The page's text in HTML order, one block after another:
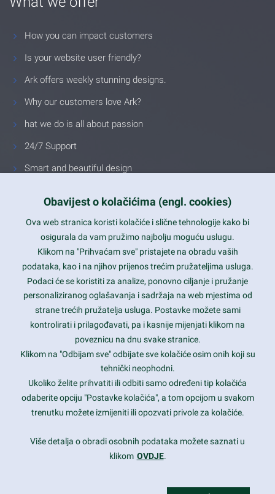
How you can impact customers
Is your website user friendly?
Ark offers weekly stunning designs.
Why our customers love Ark?
hat we do is all about passion
24/7 Support
Smart and beautiful design
Latest trends and much more...
Contact Info
1600 Amphitheatre Parkway, Mountain View, CA 94043
prothemes.net@gmail.com
Daily: 9:00 am - 6:00 pm
Sunday: Closed
Copyright 2017FRESHFACE© All Rights Reserved
Obavijest o kolačićima (engl. cookies)
Ova web stranica koristi kolačiće i slične tehnologije kako bi
osigurala da vam pružimo najbolju moguću uslugu.
Klikom na "Prihvaćam sve" pristajete na obradu vaših
podataka, kao i na njihov prijenos trećim pružateljima usluga.
Podaci će se koristiti za analize, ponovno ciljanje i pružanje
personaliziranog oglašavanja i sadržaja na web mjestima od
strane trećih pružatelja usluga. Postavke možete sami
kontrolirati i prilagođavati, pa i kasnije mijenjati klikom na
poveznicu na dnu svake stranice.
Klikom na "Odbijam sve" odbijate sve kolačiće osim onih koji su
tehnički neophodni.
Ukoliko želite prihvatiti ili odbiti samo određeni tip kolačića
odaberite opciju "Postavke kolačića", a tom opcijom u svakom
trenutku možete izmijeniti ili opozvati privole za kolačiće.
Više detalja o obradi osobnih podataka možete saznati u
klikom OVDJE.